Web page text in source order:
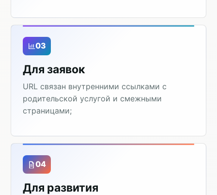
03
Для заявок
URL связан внутренними ссылками с
родительской услугой и смежными
страницами;
04
Для развития